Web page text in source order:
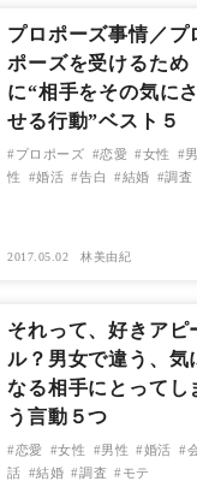
プロポーズ事情／プ
ポーズを受けるため
に“相手をその気に
せる行動”ベスト５
プロポーズ 恋愛 女性
性
婚活 告白 結婚 調査
2017.05.02 林美由紀
それって、好きアピ
ル？男女で違う、気
なる相手にとってし
う言動５つ
恋愛 女性 男性 婚活
話
結婚 調査 モテ